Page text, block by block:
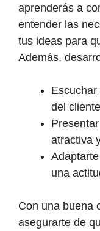
aprenderás a
entender las
tus ideas para
Además,
del
atractiva
una
Con una buena
asegurarte de